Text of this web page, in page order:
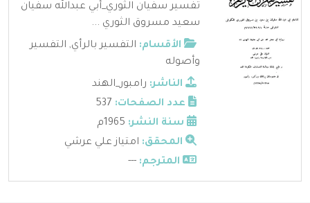
تفسير سفيان الثوري_أبي عبدالله سفيان
سعيد مسروق الثوري ...
الأقسام: التفسير بالرأي, التفسير
وأصوله
الناشر: رامبور_الهند
عدد الصفحات:
سنة النشر:
المحقق: امتياز علي عرشي
المترجم: ---